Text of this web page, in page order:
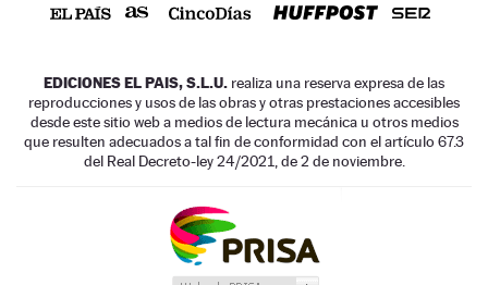
EDICIONES EL PAIS, S.L.U. realiza una reserva expresa de las
reproducciones y usos de las obras y otras prestaciones accesibles
desde este sitio web a medios de lectura mecánica u otros medios
que resulten adecuados a tal fin de conformidad con el artículo 67.3
del Real Decreto-ley 24/2021, de 2 de noviembre.